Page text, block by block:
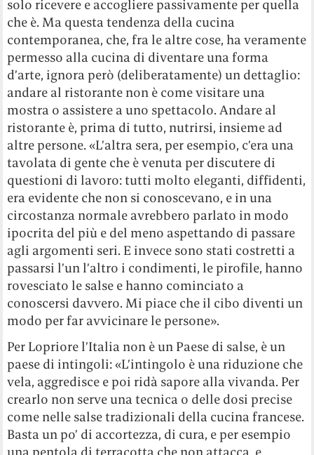
solo ricevere e accogliere passivamente per quella
che è. Ma questa tendenza della cucina
contemporanea, che, fra le altre cose, ha veramente
permesso alla cucina di diventare una forma
d’arte, ignora però (deliberatamente) un dettaglio:
andare al ristorante non è come visitare una
mostra o assistere a uno spettacolo. Andare al
ristorante è, prima di tutto, nutrirsi, insieme ad
altre persone. «L’altra sera, per esempio, c’era una
tavolata di gente che è venuta per discutere di
questioni di lavoro: tutti molto eleganti, diffidenti,
era evidente che non si conoscevano, e in una
circostanza normale avrebbero parlato in modo
ipocrita del più e del meno aspettando di passare
agli argomenti seri. E invece sono stati costretti a
passarsi l’un l’altro i condimenti, le pirofile, hanno
rovesciato le salse e hanno cominciato a
conoscersi davvero. Mi piace che il cibo diventi un
modo per far avvicinare le persone».
Per Lopriore l’Italia non è un Paese di salse, è un
paese di intingoli: «L’intingolo è una riduzione che
vela, aggredisce e poi ridà sapore alla vivanda. Per
crearlo non serve una tecnica o delle dosi precise
come nelle salse tradizionali della cucina francese.
Basta un po’ di accortezza, di cura, e per esempio